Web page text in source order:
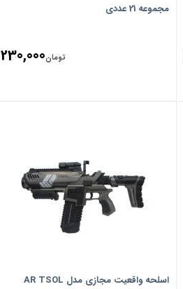
مجموعه 21 عددی
تومان230,000
اسلحه واقعیت مجازی مدل AR TSOL